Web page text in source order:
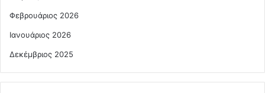
Φεβρουάριος 2026
Ιανουάριος 2026
Δεκέμβριος 2025